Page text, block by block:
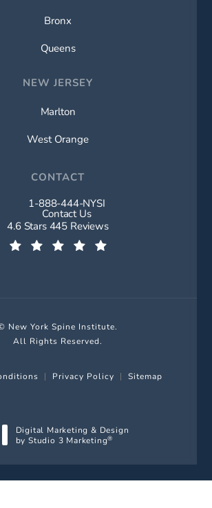
Bronx
Queens
NEW JERSEY
Marlton
West Orange
CONTACT
Call New York Spine Institute on
1-888-444-NYSI
Contact Us
New York Spine Institute reviews:
4.6 Stars 445 Reviews
New York Spine Institute.
All Rights Reserved.
Privacy Policy Sitemap
Digital Marketing & Design
by Studio 3 Marketing®